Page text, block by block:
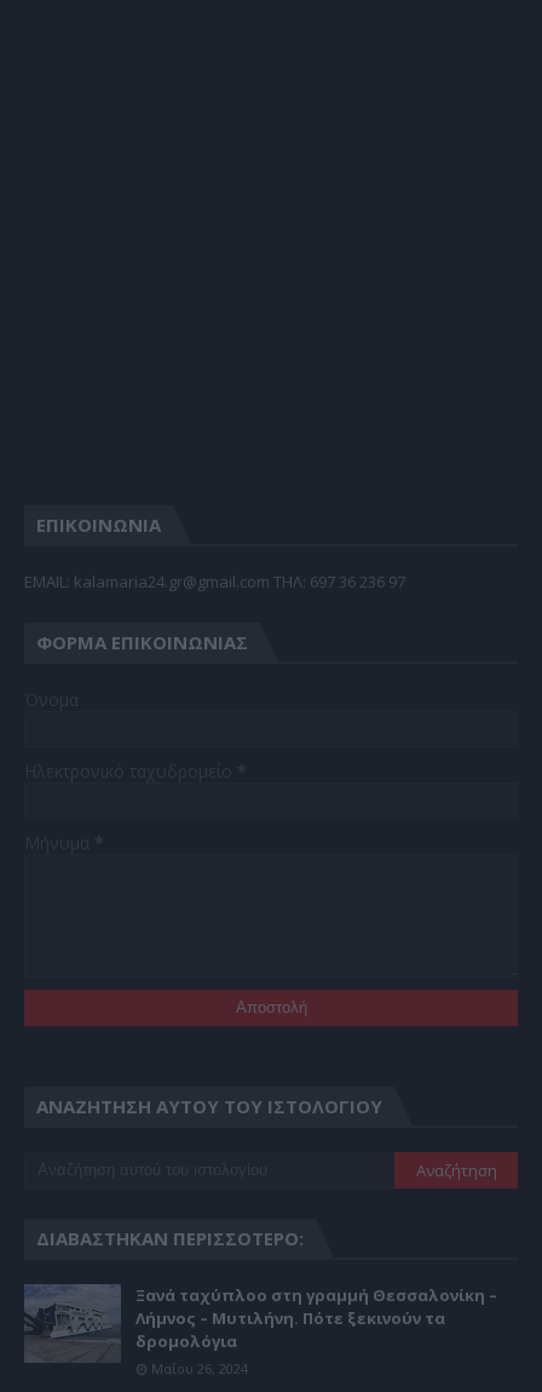
ΕΠΙΚΟΙΝΩΝΙΑ
EMAIL: kalamaria24.gr@gmail.com TΗΛ: 697 36 236 97
ΦΌΡΜΑ ΕΠΙΚΟΙΝΩΝΊΑΣ
ΑΝΑΖΉΤΗΣΗ ΑΥΤΟΎ ΤΟΥ ΙΣΤΟΛΟΓΊΟΥ
ΔΙΑΒΆΣΤΗΚΑΝ ΠΕΡΙΣΣΌΤΕΡΟ:
Ξανά ταχύπλοο στη γραμμή Θεσσαλονίκη –
Λήμνος – Μυτιλήνη. Πότε ξεκινούν τα
δρομολόγια
Μαΐου 26, 2024